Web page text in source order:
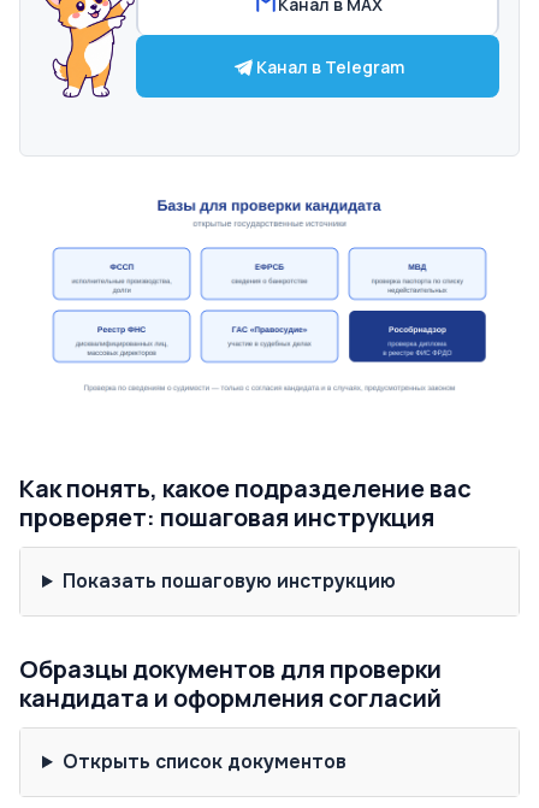
Канал в Telegram
Как понять, какое подразделение вас
проверяет: пошаговая инструкция
Показать пошаговую инструкцию
Образцы документов для проверки
кандидата и оформления согласий
Открыть список документов